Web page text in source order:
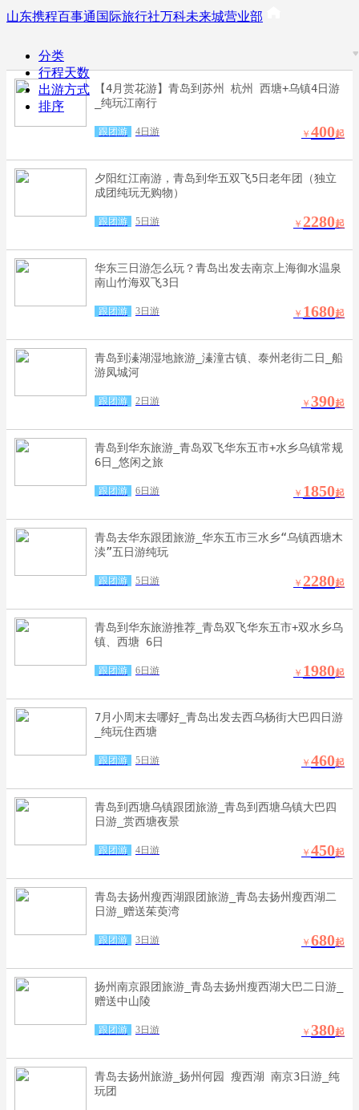
山东携程百事通国际旅行社万科未来城营业部
分类
行程天数
出游方式
排序
【4月赏花游】青岛到苏州 杭州 西塘+乌镇4日游
_纯玩江南行
跟团游 4日游 ￥ 400起
夕阳红江南游，青岛到华五双飞5日老年团（独立
成团纯玩无购物）
跟团游 5日游 ￥ 2280起
华东三日游怎么玩？青岛出发去南京上海御水温泉
南山竹海双飞3日
跟团游 3日游 ￥ 1680起
青岛到溱湖湿地旅游_溱潼古镇、泰州老街二日_船
游凤城河
跟团游 2日游 ￥ 390起
青岛到华东旅游_青岛双飞华东五市+水乡乌镇常规
6日_悠闲之旅
跟团游 6日游 ￥ 1850起
青岛去华东跟团旅游_华东五市三水乡“乌镇西塘木
渎”五日游纯玩
跟团游 5日游 ￥ 2280起
青岛到华东旅游推荐_青岛双飞华东五市+双水乡乌
镇、西塘 6日
跟团游 6日游 ￥ 1980起
7月小周末去哪好_青岛出发去西乌杨街大巴四日游
_纯玩住西塘
跟团游 5日游 ￥ 460起
青岛到西塘乌镇跟团旅游_青岛到西塘乌镇大巴四
日游_赏西塘夜景
跟团游 4日游 ￥ 450起
青岛去扬州瘦西湖跟团旅游_青岛去扬州瘦西湖二
日游_赠送茱萸湾
跟团游 3日游 ￥ 680起
扬州南京跟团旅游_青岛去扬州瘦西湖大巴二日游_
赠送中山陵
跟团游 3日游 ￥ 380起
青岛去扬州旅游_扬州何园 瘦西湖 南京3日游_纯
玩团